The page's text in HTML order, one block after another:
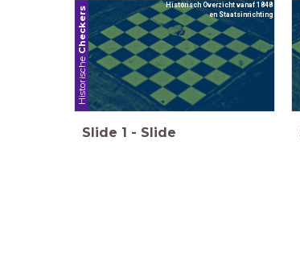
Historische
Checkers
Historisch Overzicht vanaf 1848
en Staatsinrichting
Slide 1 - Slide